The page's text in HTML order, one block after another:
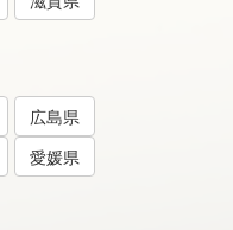
広島県
愛媛県